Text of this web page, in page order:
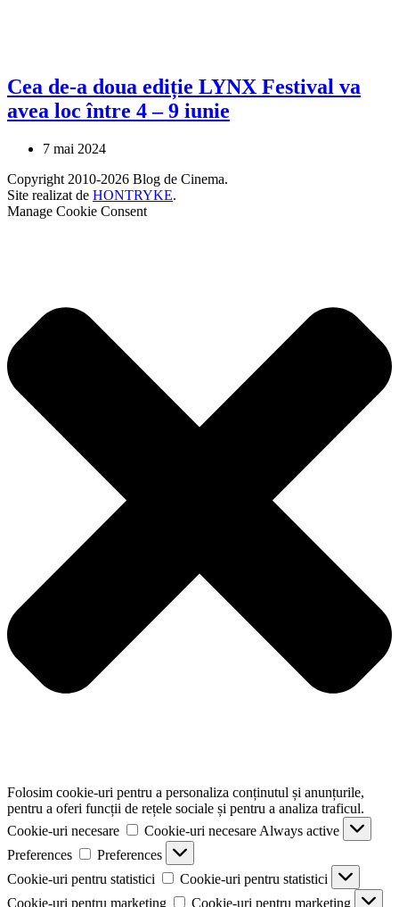
Cea de-a doua ediție LYNX Festival va
avea loc între 4 – 9 iunie
7 mai 2024
Copyright 2010-2026 Blog de Cinema.
Site realizat de HONTRYKE.
Manage Cookie Consent
Folosim cookie-uri pentru a personaliza conținutul și anunțurile,
pentru a oferi funcții de rețele sociale și pentru a analiza traficul.
Cookie-uri necesare
Cookie-uri necesare Always active
Preferences
Preferences
Cookie-uri pentru statistici
Cookie-uri pentru statistici
Cookie-uri pentru marketing
Cookie-uri pentru marketing